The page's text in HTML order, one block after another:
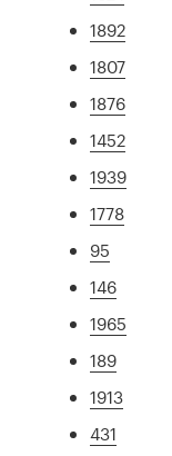
1892
1807
1876
1452
1939
1778
95
146
1965
189
1913
431